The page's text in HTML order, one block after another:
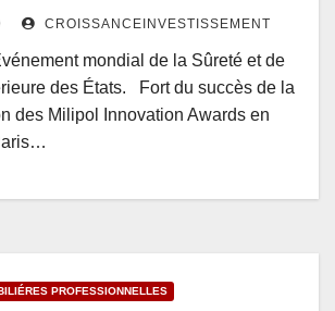
CROISSANCEINVESTISSEMENT
mondial de la Sûreté et de
des États. Fort du succès de la
des Milipol Innovation Awards en
PROFESSIONNELLES